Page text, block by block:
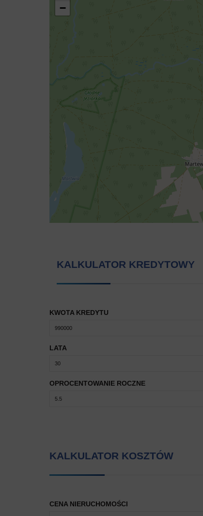
−
KALKULATOR KREDYTOWY
KWOTA KREDYTU
LATA
OPROCENTOWANIE ROCZNE
KALKULATOR KOSZTÓW
CENA NIERUCHOMOŚCI